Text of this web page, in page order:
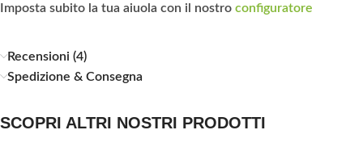
Imposta subito la tua aiuola con il nostro configuratore
Recensioni (4)
Spedizione & Consegna
SCOPRI ALTRI NOSTRI PRODOTTI